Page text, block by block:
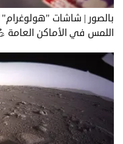
بالصور | شاشات "هولوغرام"
اللمس في الأماكن العامة